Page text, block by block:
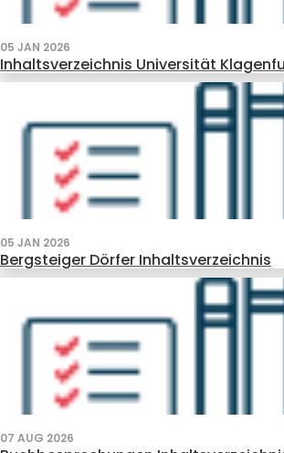
05 JAN 2026
Inhaltsverzeichnis Universität
05 JAN 2026
Bergsteiger Dörfer Inhaltsverzeichnis
07 AUG 2026